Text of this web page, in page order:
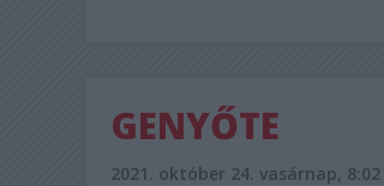
GENYŐTE
2021. október 24. vasárnap, 8:02